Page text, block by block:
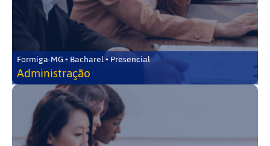
Formiga-MG • Bacharel • Presencial
Administração